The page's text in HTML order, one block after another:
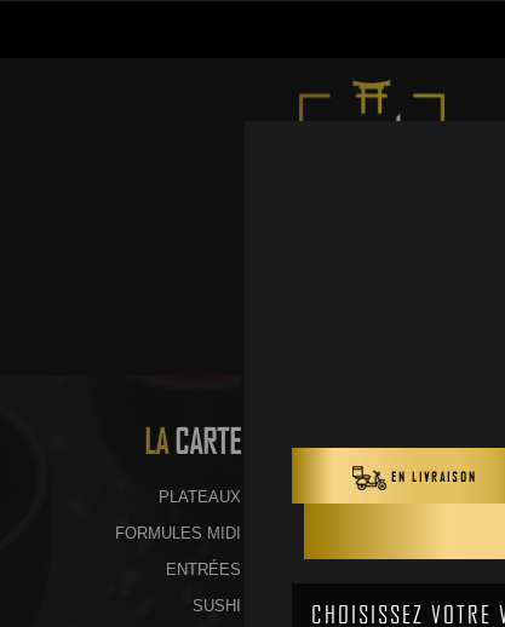
LACARTE
PLATEAUX
FORMULES MIDI
ENTRÉES
SUSHI